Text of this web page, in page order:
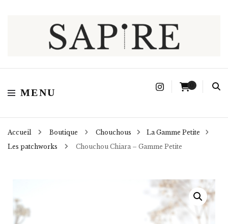
Sapire
MENU
Accueil Boutique Chouchous
La Gamme Petite
Les patchworks
Chouchou Chiara – Gamme Petite